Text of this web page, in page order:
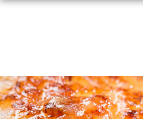
Skip
to
content